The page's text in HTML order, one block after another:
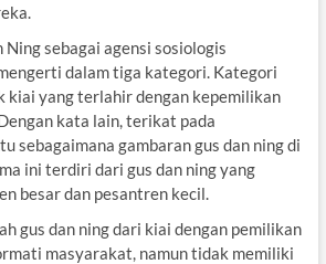
sebagai agensi sosiologis
dalam tiga kategori. Kategori
kiai yang terlahir dengan kepemilikan
kata lain, terikat pada
sebagaimana gambaran gus dan ning di
ini terdiri dari gus dan ning yang
besar dan pesantren kecil.
gus dan ning dari kiai dengan pemilikan
masyarakat, namun tidak memiliki